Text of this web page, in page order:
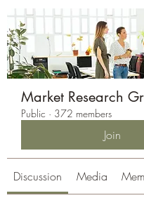
Market Research
Public · 372 members
Join
Discussion Media